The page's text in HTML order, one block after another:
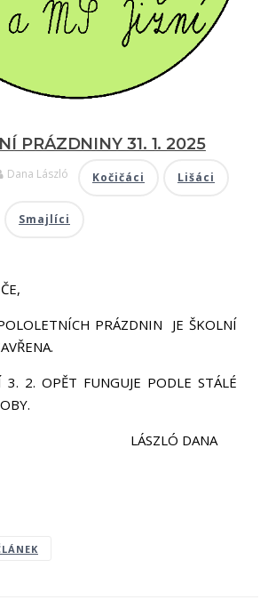
PRÁZDNINY 31. 1. 2025
Dana László Kočičáci Lišáci
Smajlíci
PRÁZDNIN JE ŠKOLNÍ
2. OPĚT FUNGUJE PODLE STÁLÉ
DANA